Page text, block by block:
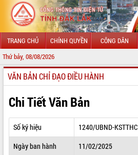
TRANG CHỦ CHÍNH QUYỀN CÔNG DÂN
Thứ bảy, 08/08/2026
GIỚI THIỆU
LÃNH ĐẠO UBND TỈNH
TIN TỨC SỰ KIỆN
SỞ, BAN, NGÀNH
VĂN BẢN CHỈ ĐẠO ĐIỀU HÀNH
Chi Tiết Văn Bản
Số ký hiệu
1240/UBND-KSTTHC
Ngày ban hành
11/02/2025